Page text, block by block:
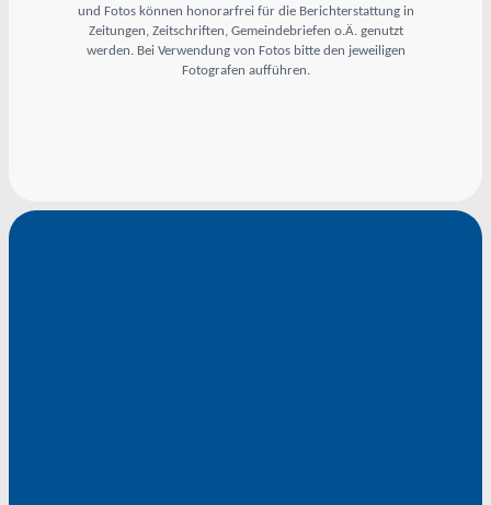
und Fotos können honorarfrei für die Berichterstattung in
Zeitungen, Zeitschriften, Gemeindebriefen o.Ä. genutzt
werden. Bei Verwendung von Fotos bitte den jeweiligen
Fotografen aufführen.